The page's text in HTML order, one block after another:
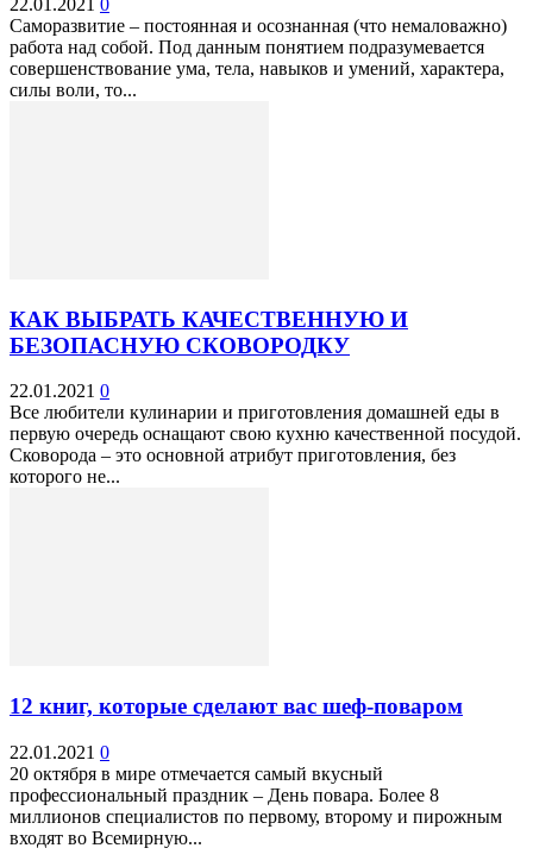
Саморазвитие – постоянная и осознанная (что немаловажно)
работа над собой. Под данным понятием подразумевается
совершенствование ума, тела, навыков и умений, характера,
силы воли, то...
КАК ВЫБРАТЬ КАЧЕСТВЕННУЮ И
БЕЗОПАСНУЮ СКОВОРОДКУ
22.01.2021 0
Все любители кулинарии и приготовления домашней еды в
первую очередь оснащают свою кухню качественной посудой.
Сковорода – это основной атрибут приготовления, без
которого не...
12 книг, которые сделают вас шеф-поваром
22.01.2021 0
20 октября в мире отмечается самый вкусный
профессиональный праздник – День повара. Более 8
миллионов специалистов по первому, второму и пирожным
входят во Всемирную...